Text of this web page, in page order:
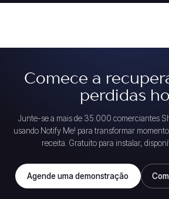
Comece a
perdidas
Junte-se a mais de 35.000 comerciantes
usando Notify Me! para transformar
receita. Gratuito para instalar,
Agende uma demonstração